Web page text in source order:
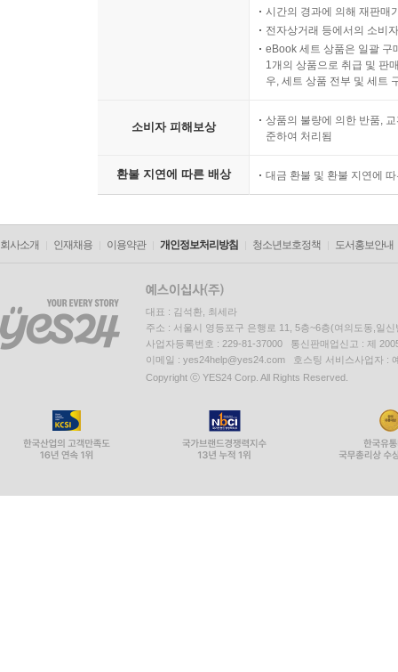
시간의 경과에 의해 재판매
전자상거래 등에서의 소비
eBook 세트 상품은 일괄 구
1개의 상품으로 취급 및 판
우, 세트 상품 전부 및 세트
소비자 피해보상
상품의 불량에 의한 반품,
준하여 처리됨
환불 지연에 따른 배상 대금 환불 및 환불 지연에
회사소개 인재채용 이용약관 개인정보처리방침 청소년보호정책 도서홍보안내
대표 : 김석환, 최세라
주소 : 서울시 영등포구 은행로 11, 5층~6층(여의도동,일신
사업자등록번호 : 229-81-37000 통신판매업신고 : 제
이메일 : yes24help@yes24.com 호스팅 서비스사업자 :
Copyright ⓒ YES24 Corp. All Rights Reserved.